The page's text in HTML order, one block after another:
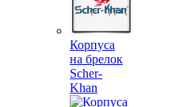
Корпуса
на брелок
Scher-
Khan